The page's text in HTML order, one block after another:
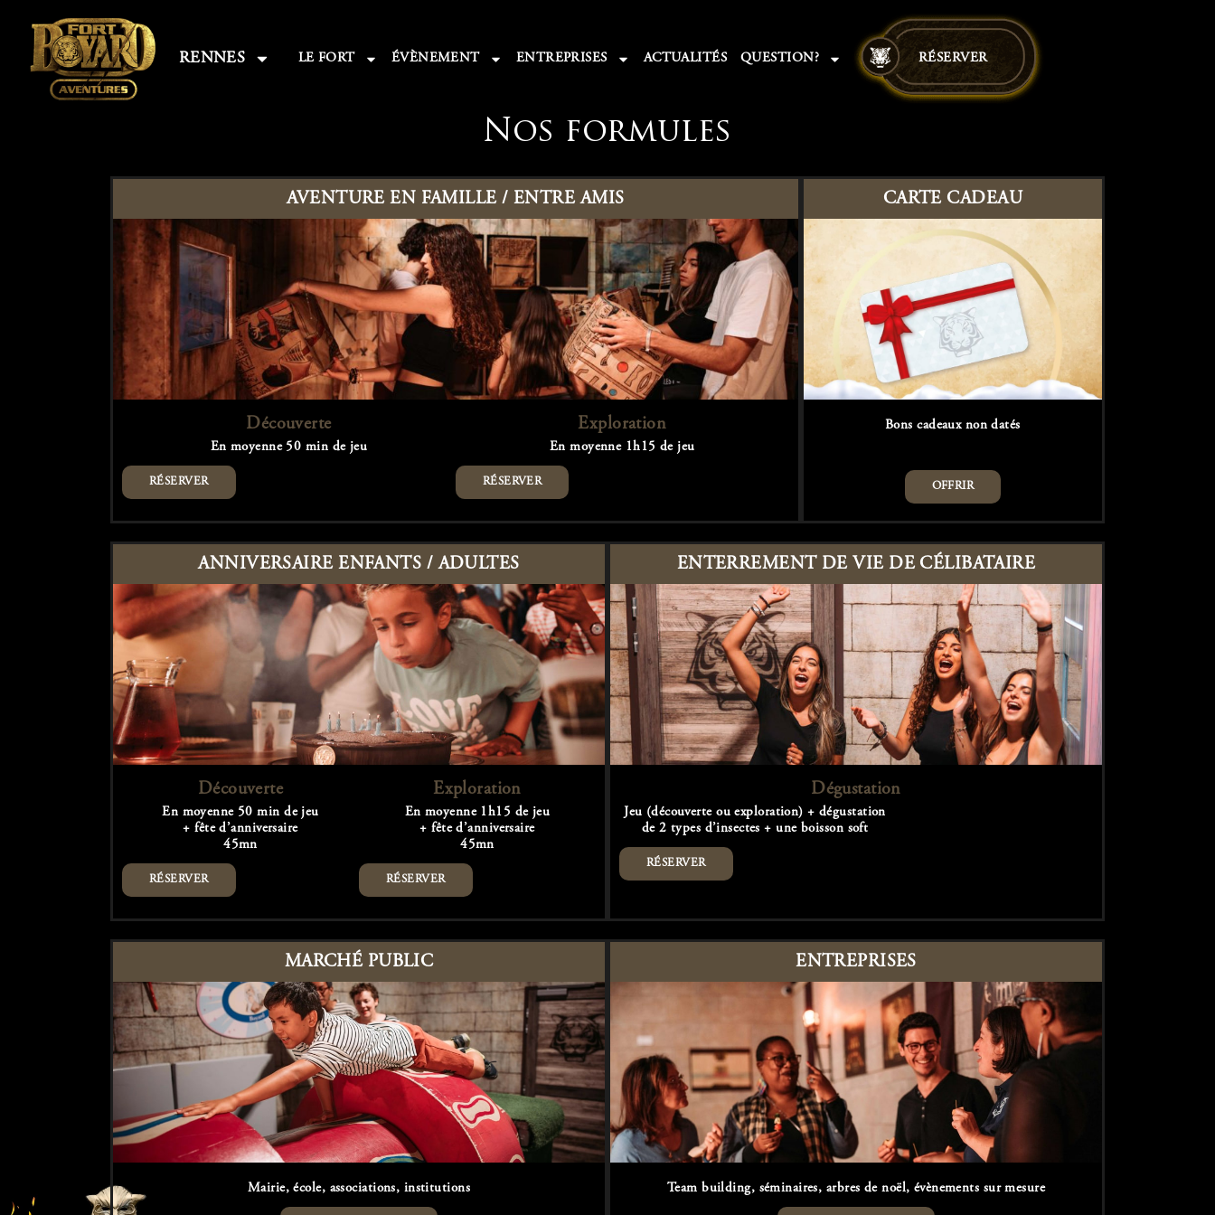
RENNES LE FORT ÉVÈNEMENT ENTREPRISES ACTUALITÉS QUESTION? RÉSERVER
Nos formules
AVENTURE EN FAMILLE / ENTRE AMIS
Découverte
En moyenne 50 min de jeu
RÉSERVER
Exploration
En moyenne 1h15 de jeu
RÉSERVER
CARTE CADEAU
Bons cadeaux non datés
OFFRIR
ANNIVERSAIRE ENFANTS / ADULTES
Découverte
En moyenne 50 min de jeu
+ fête d’anniversaire
45mn
RÉSERVER
Exploration
En moyenne 1h15 de jeu
+ fête d’anniversaire
45mn
RÉSERVER
ENTERREMENT DE VIE DE CÉLIBATAIRE
Dégustation
Jeu (découverte ou exploration) + dégustation
de 2 types d’insectes + une boisson soft
RÉSERVER
MARCHÉ PUBLIC
Mairie, école, associations, institutions
ENTREPRISES
Team building, séminaires, arbres de noël, évènements sur mesure